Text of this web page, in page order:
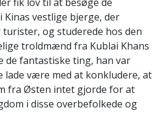
vestlige bjerge, der
og studerede hos den
troldmænd fra Kublai Khans
de fantastiske ting, han var
lade være med at konkludere, at
fra Østen intet gjorde for at
i disse overbefolkede og